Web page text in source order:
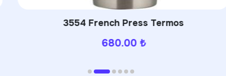
3554 French Press Termos
680.00₺